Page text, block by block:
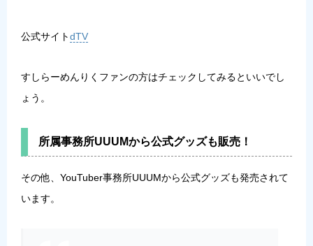
公式サイトdTV
すしらーめんりくファンの方はチェックしてみるといいでし
ょう。
所属事務所UUUMから公式グッズも販売！
その他、YouTuber事務所UUUMから公式グッズも発売されて
います。